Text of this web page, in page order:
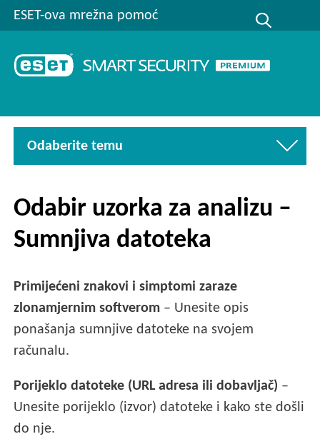
ESET-ova mrežna pomoć
Odaberite temu
Odabir uzorka za analizu –
Sumnjiva datoteka
Primijećeni znakovi i simptomi zaraze
zlonamjernim softverom – Unesite opis
ponašanja sumnjive datoteke na svojem
računalu.
Porijeklo datoteke (URL adresa ili dobavljač) –
Unesite porijeklo (izvor) datoteke i kako ste došli
do nje.